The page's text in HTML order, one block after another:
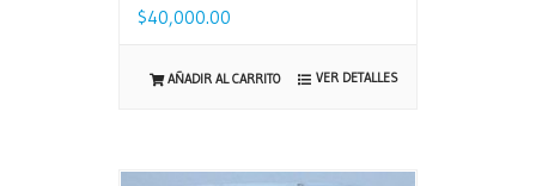
$40,000.00
AÑADIR AL CARRITO VER DETALLES